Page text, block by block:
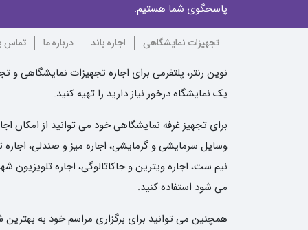
پاسخگوی شما هستیم.
تجهیزات نمایشگاهی اجاره باند درباره ما تماس
نوین رنتر، پلتفرمی برای اجاره تجهیزات نمایشگاهی
یک نمایشگاه درخور نیاز دارید را تهیه کنید.
برای تجهیز غرفه نمایشگاهی خود می توانید از امکان
وسایل سرمایشی و گرمایشی، اجاره میز و صندلی، اجاره
نیم ست، اجاره ویترین و جاکاتالوگی، اجاره تلویزیون
می شود استفاده کنید.
همچنین می توانید برای برگزاری مراسم خود به بهترین